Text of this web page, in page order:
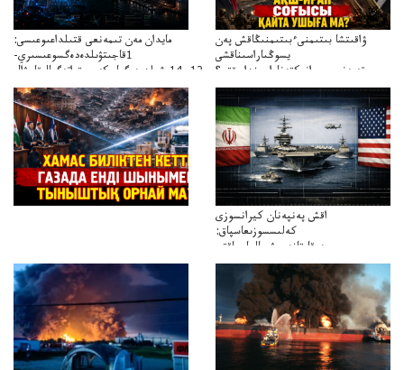
مايدان مەن تىمەنعى قتىلداعىوعىسى:
1قاجىتۋىلدەدەگسوعىسىري-
سترات12ي14ىشىلدەدەگىاسكەريستراتەگيالىقاحۋال
ۋاقىتشا بىتىمنىءبىتىمنىڭاقش پەن
يسوڭىاراسىناقشى
تەپەنىرەسيرانىكتەناراسىنداعىقتى؟
تەكەتىرەسنەلىكتەنقايتاۋشىقتى؟
اقش پەنپەنان كيرانسوزى
كەلىسسوزىعاسپاق:
دوقايتازدەسۋىجالعاسپاقتى
باسەڭدەتدوحا؟
كەزدەسۋىشيەلەنىستىباسەڭدەتەمە؟